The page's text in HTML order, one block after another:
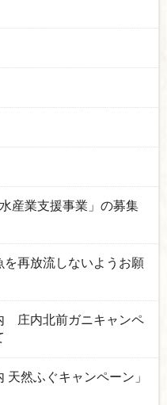
産業支援事業」の募集
を再放流しないようお願
庄内北前ガニキャンペ
天然ふぐキャンペーン」